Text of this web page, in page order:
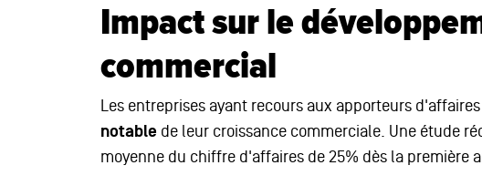
Impact sur le
commercial
Les entreprises ayant recours aux apporteurs
notable de leur croissance commerciale. Une étude
moyenne du chiffre d'affaires de 25% dès la première